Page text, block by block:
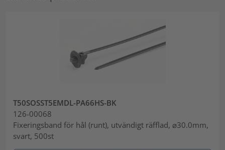
T50SOSST5EMDL-PA66HS-BK
126-00068
Fixeringsband för hål (runt), utvändigt räfflad, ⌀30.0mm,
svart, 500st